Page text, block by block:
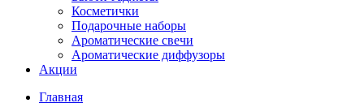
Косметички
Подарочные наборы
Ароматические свечи
Ароматические диффузоры
Акции
Главная